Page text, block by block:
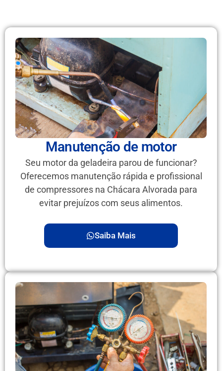
Manutenção de motor
Seu motor da geladeira parou de funcionar?
Oferecemos manutenção rápida e profissional
de compressores na Chácara Alvorada para
evitar prejuízos com seus alimentos.
Saiba Mais